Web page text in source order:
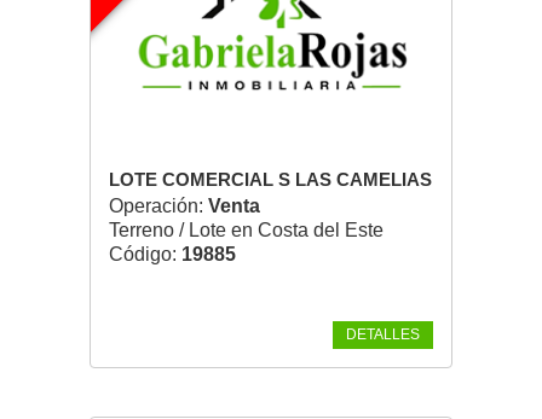
LOTE COMERCIAL S LAS CAMELIAS
Operación: Venta
Terreno / Lote en Costa del Este
Código: 19885
DETALLES